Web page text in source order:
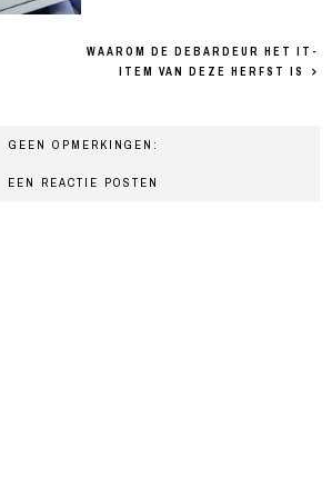
WAAROM DE DEBARDEUR HET IT-
ITEM VAN DEZE HERFST IS
GEEN OPMERKINGEN:
EEN REACTIE POSTEN